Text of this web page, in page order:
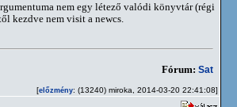
nem egy létező valódi könyvtár (régi
kezdve nem visit a newcs.
Fórum: Sat
[előzmény: (13240) miroka, 2014-03-20 22:41:08]